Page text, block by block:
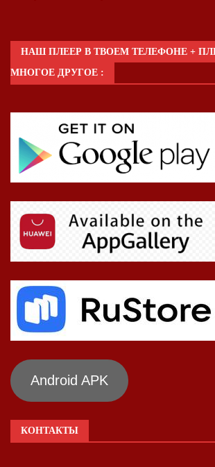
НАШ ПЛЕЕР В ТВОЕМ ТЕЛЕФОНЕ +
МНОГОЕ ДРУГОЕ :
Android APK
КОНТАКТЫ